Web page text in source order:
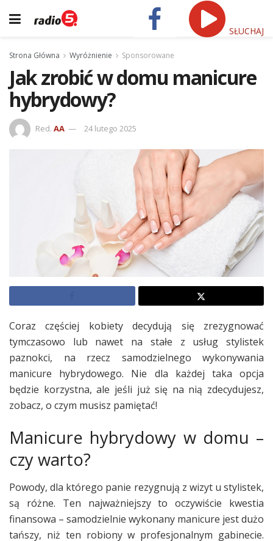
SŁUCHAJ
Strona Główna Wyróżnienie Sponsorowane
Jak zrobić w domu manicure
hybrydowy?
Red. AA 24 lutego 2025
Coraz częściej kobiety decydują się zrezygnować
tymczasowo lub nawet na stałe z usług stylistek
paznokci, na rzecz samodzielnego wykonywania
manicure hybrydowego. Nie dla każdej taka opcja
będzie korzystna, ale jeśli już się na nią zdecydujesz,
zobacz, o czym musisz pamiętać!
Manicure hybrydowy w domu –
czy warto?
Powody, dla którego panie rezygnują z wizyt u stylistek,
są różne. Ten najważniejszy to oczywiście kwestia
finansowa – samodzielnie wykonany manicure jest dużo
tańszy, niż ten robiony w profesjonalnym gabinecie.